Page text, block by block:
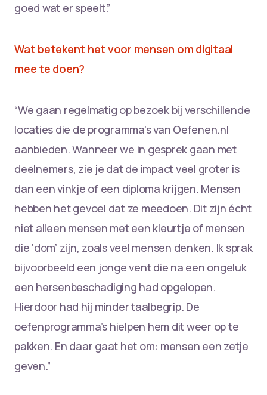
goed wat er speelt.”
Wat betekent het voor mensen om digitaal
mee te doen?
“We gaan regelmatig op bezoek bij verschillende
locaties die de programma’s van Oefenen.nl
aanbieden. Wanneer we in gesprek gaan met
deelnemers, zie je dat de impact veel groter is
dan een vinkje of een diploma krijgen. Mensen
hebben het gevoel dat ze meedoen. Dit zijn écht
niet alleen mensen met een kleurtje of mensen
die ‘dom’ zijn, zoals veel mensen denken. Ik sprak
bijvoorbeeld een jonge vent die na een ongeluk
een hersenbeschadiging had opgelopen.
Hierdoor had hij minder taalbegrip. De
oefenprogramma’s hielpen hem dit weer op te
pakken. En daar gaat het om: mensen een zetje
geven.”